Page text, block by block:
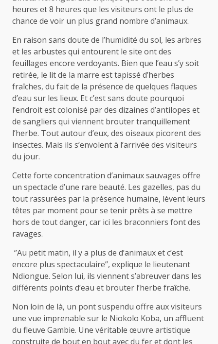
heures et 8 heures que les visiteurs ont le plus de
chance de voir un plus grand nombre d’animaux.
En raison sans doute de l’humidité du sol, les arbres
et les arbustes qui entourent le site ont des
feuillages encore verdoyants. Bien que l’eau s’y soit
retirée, le lit de la marre est tapissé d’herbes
fraîches, du fait de la présence de quelques flaques
d’eau sur les lieux. Et c’est sans doute pourquoi
l’endroit est colonisé par des dizaines d’antilopes et
de sangliers qui viennent brouter tranquillement
l’herbe. Tout autour d’eux, des oiseaux picorent des
insectes. Mais ils s’envolent à l’arrivée des visiteurs
du jour.
Cette forte concentration d’animaux sauvages offre
un spectacle d’une rare beauté. Les gazelles, pas du
tout rassurées par la présence humaine, lèvent leurs
têtes par moment pour se tenir prêts à se mettre
hors de tout danger, car ici les braconniers font des
ravages.
‘’Au petit matin, il y a plus de d’animaux et c’est
encore plus spectaculaire’’, explique le lieutenant
Ndiongue. Selon lui, ils viennent s’abreuver dans les
différents points d’eau et brouter l’herbe fraîche.
Non loin de là, un pont suspendu offre aux visiteurs
une vue imprenable sur le Niokolo Koba, un affluent
du fleuve Gambie. Une véritable œuvre artistique
construite de bout en bout avec du fer et dont les